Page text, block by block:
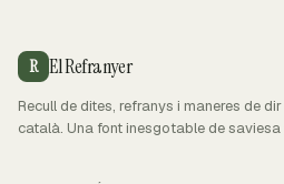
R El Refranyer
Recull de dites, refranys i maneres de
català. Una font inesgotable de saviesa